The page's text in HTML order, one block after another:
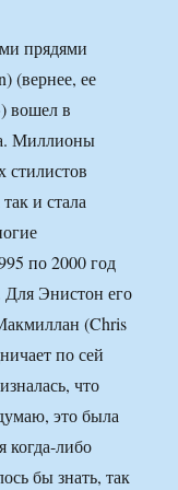
прядями
(вернее, ее
вошел в
Миллионы
стилистов
и стала
по 2000 год
Для Энистон его
(Chris
по сей
что
это была
когда-либо
бы знать, так